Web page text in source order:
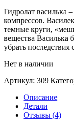
Гидролат василька
компрессов.
темные круги,
вещества Василька
убрать последствия
Нет в наличии
Артикул: 309
Описание
Детали
Отзывы (4)